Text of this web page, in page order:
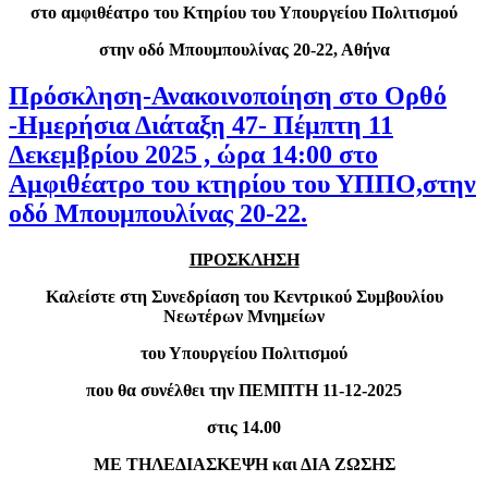
στο αμφιθέατρο του Κτηρίου του Υπουργείου Πολιτισμού
στην οδό Μπουμπουλίνας 20-22, Αθήνα
Πρόσκληση-Ανακοινοποίηση στο Ορθό
-Ημερήσια Διάταξη 47- Πέμπτη 11
Δεκεμβρίου 2025 , ώρα 14:00 στο
Αμφιθέατρο του κτηρίου του ΥΠΠΟ,στην
οδό Μπουμπουλίνας 20-22.
ΠΡΟΣΚΛΗΣΗ
Καλείστε στη Συνεδρίαση του Κεντρικού Συμβουλίου
Νεωτέρων Μνημείων
του Υπουργείου Πολιτισμού
που θα συνέλθει την ΠΕΜΠΤΗ 11-12-2025
στις 14.00
ΜΕ ΤΗΛΕΔΙΑΣΚΕΨΗ και ΔΙΑ ΖΩΣΗΣ